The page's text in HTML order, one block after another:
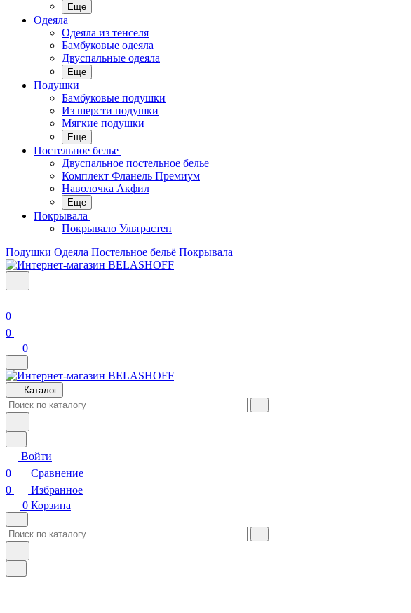
Еще
Одеяла
Одеяла из тенселя
Бамбуковые одеяла
Двуспальные одеяла
Еще
Подушки
Бамбуковые подушки
Из шерсти подушки
Мягкие подушки
Еще
Постельное белье
Двуспальное постельное белье
Комплект Фланель Премиум
Наволочка Акфил
Еще
Покрывала
Покрывало Ультрастеп
Подушки Одеяла Постельное бельё Покрывала
0
0
0
Каталог
Войти
0
Сравнение
0
Избранное
0 Корзина